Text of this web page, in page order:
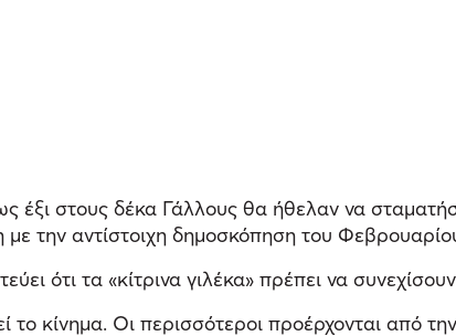
έξι στους δέκα Γάλλους θα ήθελαν να
την αντίστοιχη δημοσκόπηση του
ότι τα «κίτρινα γιλέκα» πρέπει να
το κίνημα. Οι περισσότεροι προέρχονται από